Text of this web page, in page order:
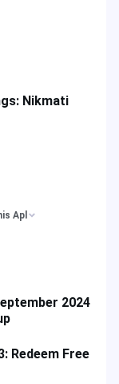
Nikmati
Apl
2024
Redeem Free